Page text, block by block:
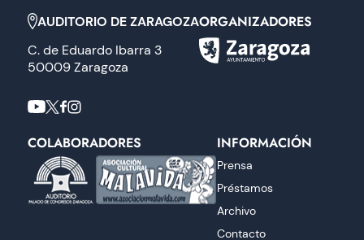
AUDITORIO DE ZARAGOZA
C. de Eduardo Ibarra 3
50009 Zaragoza
ORGANIZADORES
COLABORADORES INFORMACIÓN
Prensa
Préstamos
Archivo
Contacto